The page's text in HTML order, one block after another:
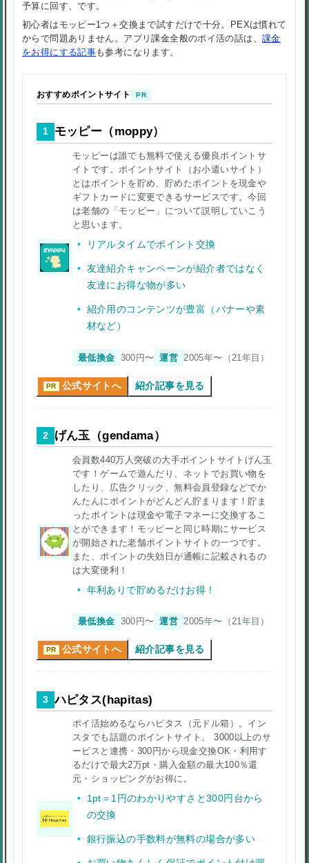
予算に回す、です。
初心者はモッピー1つ＋交換まで試すだけで十分。PEXは慣れて
からで問題ありません。アプリ課金全般のポイ活の話は、 課金
をお得にする記事も参考になります。
おすすめポイントサイト PR
1 モッピー（moppy）
モッピーは誰でも無料で使える優良ポイントサ
イトです。ポイントサイト（お小遣いサイト）
とはポイントを貯め、貯めたポイントを現金や
ギフトカードに変更できるサービスです。今回
は老舗の「モッピー」について説明していこう
と思います。
リアルタイムでポイント交換
友達紹介キャンペーンが紹介者ではなく
友達にお得な物が多い
紹介用のコンテンツが豊富（バナーや素
材など）
最低換金 300円〜 運営 2005年〜（21年目）
PR 公式サイトへ 紹介記事を見る
2 げん玉（gendama）
会員数440万人突破の大手ポイントサイトげん玉
です！ゲームで遊んだり、ネットでお買い物を
したり、広告クリック、無料会員登録などでか
んたんにポイントがどんどん貯まります！貯ま
ったポイントは現金や電子マネーに交換するこ
とができます！モッピーと同じ時期にサービス
が開始された老舗ポイントサイトの一つです。
また、ポイントの失効日が通帳に記載されるの
は大変便利！
年利ありで貯めるだけお得！
最低換金 300円〜 運営 2005年〜（21年目）
PR 公式サイトへ 紹介記事を見る
3 ハピタス(hapitas)
ポイ活始めるならハピタス（元ドル箱）。イン
スタでも話題のポイントサイト。 3000以上のサ
ービスと連携・300円から現金交換OK・利用す
るだけで最大2万pt・購入金額の最大100％還
元・ショッピングがお得に。
1pt＝1円のわかりやすさと300円台から
の交換
銀行振込の手数料が無料の場合が多い